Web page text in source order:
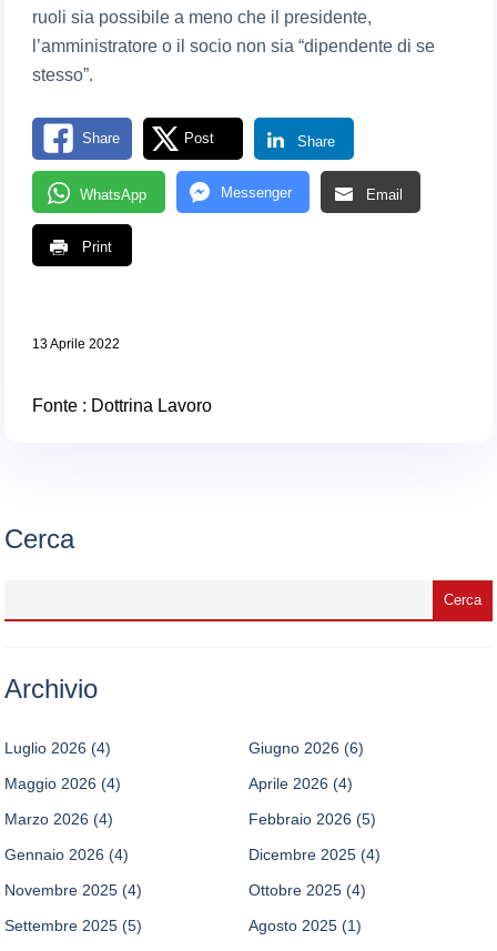
ruoli sia possibile a meno che il presidente,
l’amministratore o il socio non sia “dipendente di se
stesso”.
Share Post Share
WhatsApp Messenger Email
Print
13 Aprile 2022
Fonte : Dottrina Lavoro
Cerca
Archivio
Luglio 2026 (4) Giugno 2026 (6)
Maggio 2026 (4) Aprile 2026 (4)
Marzo 2026 (4) Febbraio 2026 (5)
Gennaio 2026 (4) Dicembre 2025 (4)
Novembre 2025 (4) Ottobre 2025 (4)
Settembre 2025 (5) Agosto 2025 (1)